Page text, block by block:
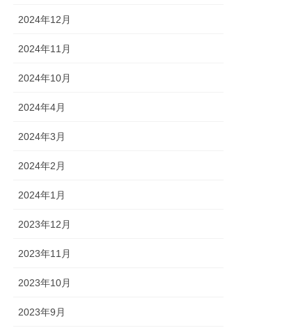
2024年12月
2024年11月
2024年10月
2024年4月
2024年3月
2024年2月
2024年1月
2023年12月
2023年11月
2023年10月
2023年9月